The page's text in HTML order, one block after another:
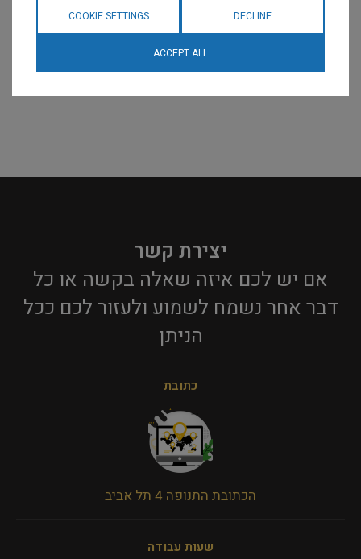
יצירת קשר
אם יש לכם איזה שאלה בקשה או כל
דבר אחר נשמח לשמוע ולעזור לכם ככל
הניתן​
כתובת
הכתובת התנופה 4 תל אביב
שעות עבודה
DECLINE
COOKIE SETTINGS
ACCEPT ALL